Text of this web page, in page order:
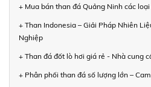
+ Mua bán than đá Quảng Ninh các
+ Than Indonesia – Giải Pháp Nhiên
Nghiệp
+ Than đá đốt lò hơi giá rẻ - Nhà cung
+ Phân phối than đá số lượng lớn –